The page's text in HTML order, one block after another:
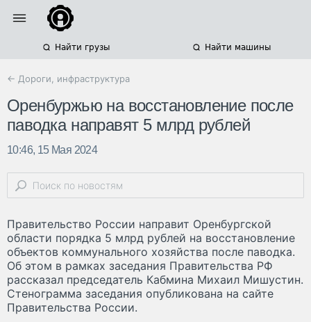
Найти грузы Найти машины
← Дороги, инфраструктура
Оренбуржью на восстановление после
паводка направят 5 млрд рублей
10:46, 15 Мая 2024
Правительство России направит Оренбургской
области порядка 5 млрд рублей на восстановление
объектов коммунального хозяйства после паводка.
Об этом в рамках заседания Правительства РФ
рассказал председатель Кабмина Михаил Мишустин.
Стенограмма заседания опубликована на сайте
Правительства России.